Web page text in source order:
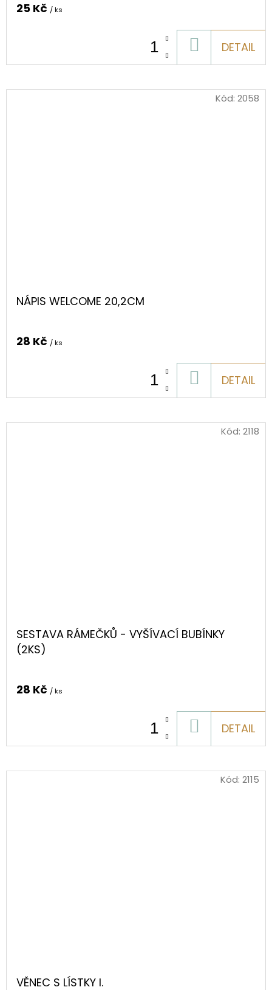
25 Kč / ks
KOŠÍKU
DETAIL
NÁPIS WELCOME 20,2CM
28 Kč / ks
KOŠÍKU
DETAIL
Kód: 2058
SESTAVA RÁMEČKŮ - VYŠÍVACÍ BUBÍNKY
(2KS)
28 Kč / ks
KOŠÍKU
DETAIL
Kód: 2118
VĚNEC S LÍSTKY I.
Kód: 2115